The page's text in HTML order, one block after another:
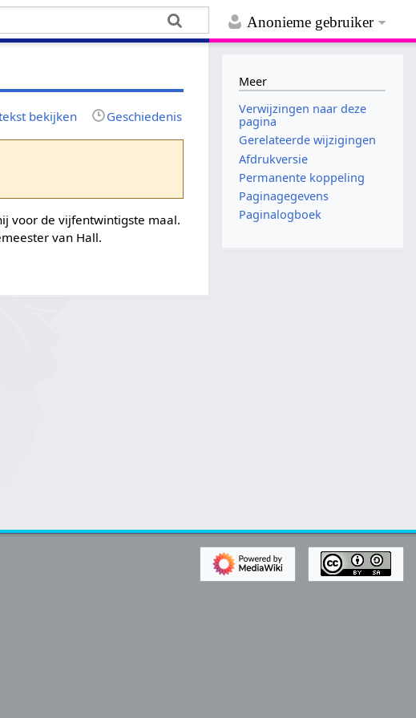
Anonieme gebruiker
bekijken Geschiedenis
voor de vijfentwintigste maal.
van Hall.
Meer
Verwijzingen naar deze
pagina
Gerelateerde wijzigingen
Afdrukversie
Permanente koppeling
Paginagegevens
Paginalogboek